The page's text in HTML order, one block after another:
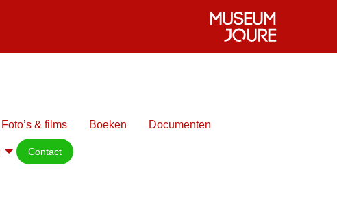
Foto’s & films Boeken Documenten
Contact